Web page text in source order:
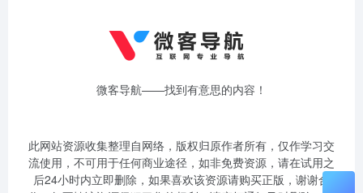
微客导航——找到有意思的内容！
此网站资源收集整理自网络，版权归原作者所有，仅作学习交
流使用，不可用于任何商业途径，如非免费资源，请在试用之
后24小时内立即删除，如果喜欢该资源请购买正版，谢谢合